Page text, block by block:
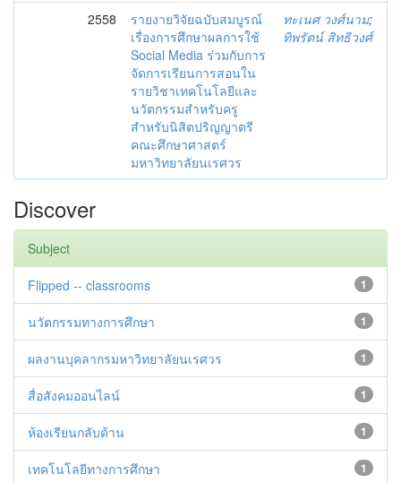
2558
รายงายวิจัยฉบับสมบูรณ์
เรื่องการศึกษาผลการใช้
Social Media ร่วมกับการ
จัดการเรียนการสอนใน
รายวิชาเทคโนโลยีและ
นวัตกรรมสำหรับครู
สำหรับนิสิตปริญญาตรี
คณะศึกษาศาสตร์
มหาวิทยาลัยนเรศวร
ทะเนศ วงศ์นาม;
ทิพรัตน์ สิทธิวงศ์
Discover
Subject
1
Flipped -- classrooms
1
นวัตกรรมทางการศึกษา
1
ผลงานบุคลากรมหาวิทยาลัยนเรศวร
1
สื่อสังคมออนไลน์
1
ห้องเรียนกลับด้าน
1
เทคโนโลยีทางการศึกษา